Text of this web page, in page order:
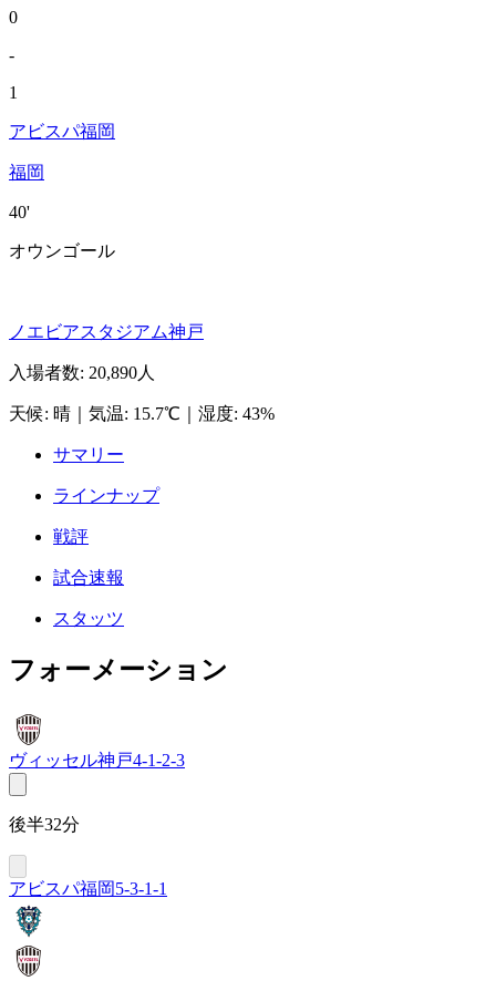
0
-
1
アビスパ福岡
福岡
40'
オウンゴール
ノエビアスタジアム神戸
入場者数: 20,890人
天候: 晴 気温: 15.7℃ 湿度: 43%
サマリー
ラインナップ
戦評
試合速報
スタッツ
フォーメーション
ヴィッセル神戸4-1-2-3
後半32分
アビスパ福岡5-3-1-1